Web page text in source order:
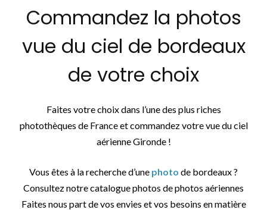
Commandez la photos
vue du ciel de bordeaux
de votre choix
Faites votre choix dans l’une des plus riches
photothèques de France et commandez votre vue du ciel
aérienne Gironde !
Vous êtes à la recherche d’une photo de bordeaux ?
Consultez notre catalogue photos de photos aériennes
Faites nous part de vos envies et vos besoins en matière